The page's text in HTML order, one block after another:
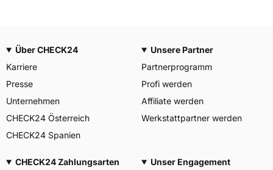
Über CHECK24
Karriere
Presse
Unternehmen
CHECK24 Österreich
CHECK24 Spanien
Unsere Partner
Partnerprogramm
Profi werden
Affiliate werden
Werkstattpartner werden
CHECK24 Zahlungsarten
Unser Engagement